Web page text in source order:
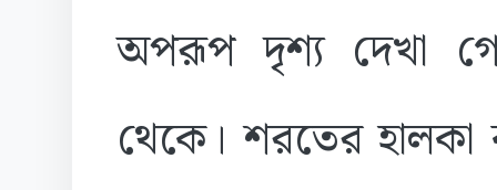
অপরূপ দৃশ্য দেখা
থেকে। শরতের